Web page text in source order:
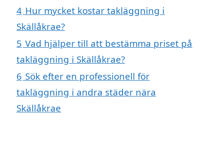
4 Hur mycket kostar takläggning i
Skällåkrae?
5 Vad hjälper till att bestämma priset på
takläggning i Skällåkrae?
6 Sök efter en professionell för
takläggning i andra städer nära
Skällåkrae